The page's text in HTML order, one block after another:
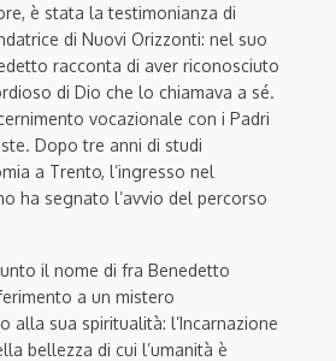
è stata la testimonianza di
di Nuovi Orizzonti: nel suo
racconta di aver riconosciuto
di Dio che lo chiamava a sé.
vocazionale con i Padri
Dopo tre anni di studi
a Trento, l’ingresso nel
ha segnato l’avvio del percorso
il nome di fra Benedetto
a un mistero
alla sua spiritualità: l’Incarnazione
bellezza di cui l’umanità è